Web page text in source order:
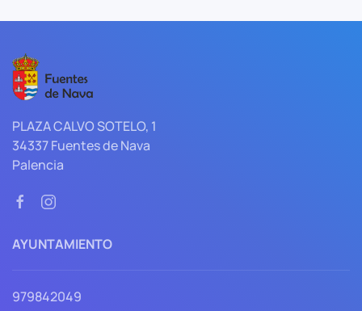
PLAZA CALVO SOTELO, 1
34337 Fuentes de Nava
Palencia
AYUNTAMIENTO
979842049